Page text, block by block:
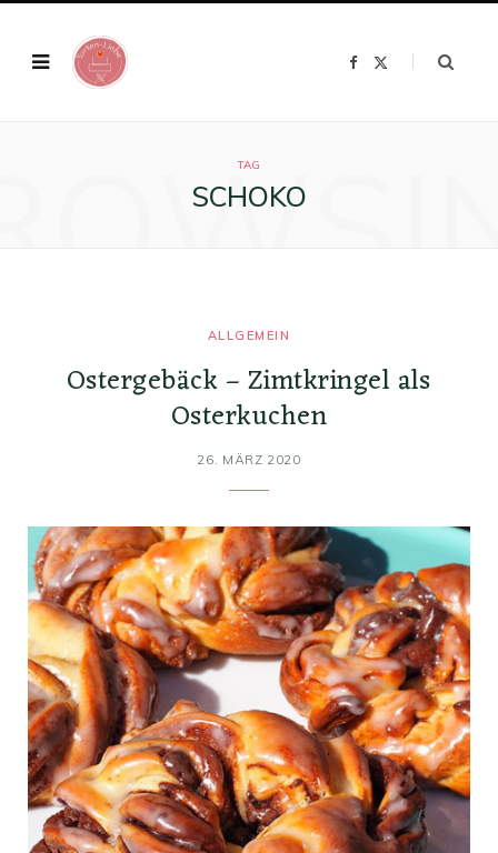
F
TAG
SCHOKO
ALLGEMEIN
Ostergebäck – Zimtkringel als
Osterkuchen
26. MÄRZ 2020